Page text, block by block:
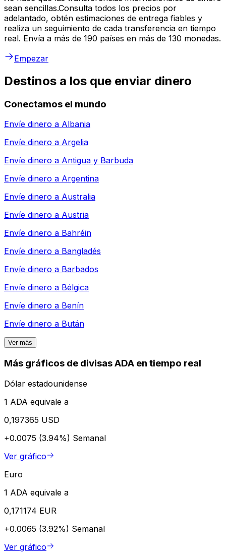
sean sencillas.Consulta todos los precios por
adelantado, obtén estimaciones de entrega fiables y
realiza un seguimiento de cada transferencia en tiempo
real. Envía a más de 190 países en más de 130 monedas.
Empezar
Destinos a los que enviar dinero
Conectamos el mundo
Envíe dinero a Albania
Envíe dinero a Argelia
Envíe dinero a Antigua y Barbuda
Envíe dinero a Argentina
Envíe dinero a Australia
Envíe dinero a Austria
Envíe dinero a Bahréin
Envíe dinero a Bangladés
Envíe dinero a Barbados
Envíe dinero a Bélgica
Envíe dinero a Benín
Envíe dinero a Bután
Ver más
Más gráficos de divisas ADA en tiempo real
Dólar estadounidense
1 ADA equivale a
0,197365 USD
+0.0075 (3.94%) Semanal
Ver gráfico
Euro
1 ADA equivale a
0,171174 EUR
+0.0065 (3.92%) Semanal
Ver gráfico